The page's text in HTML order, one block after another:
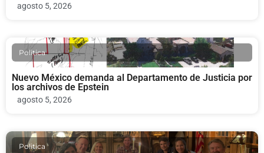
agosto 5, 2026
Politica
Nuevo México demanda al Departamento de Justicia por
los archivos de Epstein
agosto 5, 2026
Politica